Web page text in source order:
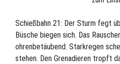
Schießbahn 21: Der Sturm fegt
Büsche biegen sich. Das
ohrenbetäubend. Starkregen
stehen. Den Grenadieren tropft